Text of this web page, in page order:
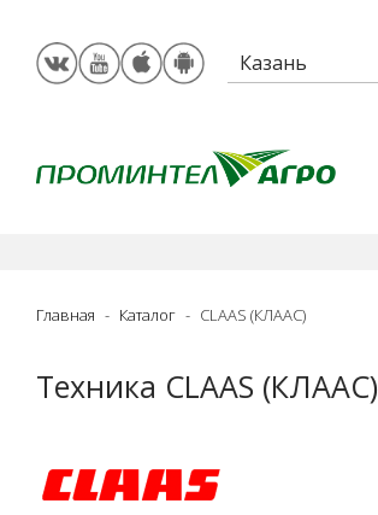
Главная Каталог CLAAS (КЛААС)
Техника CLAAS (КЛААС)